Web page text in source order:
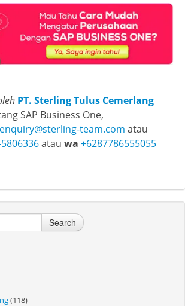
PT. Sterling Tulus Cemerlang
SAP Business One,
team.com atau
atau wa +6287786555055
Search
(118)